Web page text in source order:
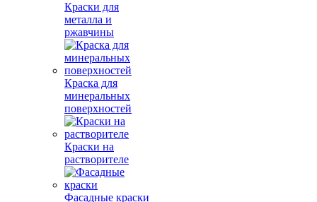
Краски для
металла и
ржавчины
Краска для
минеральных
поверхностей
Краски на
растворителе
Фасадные краски